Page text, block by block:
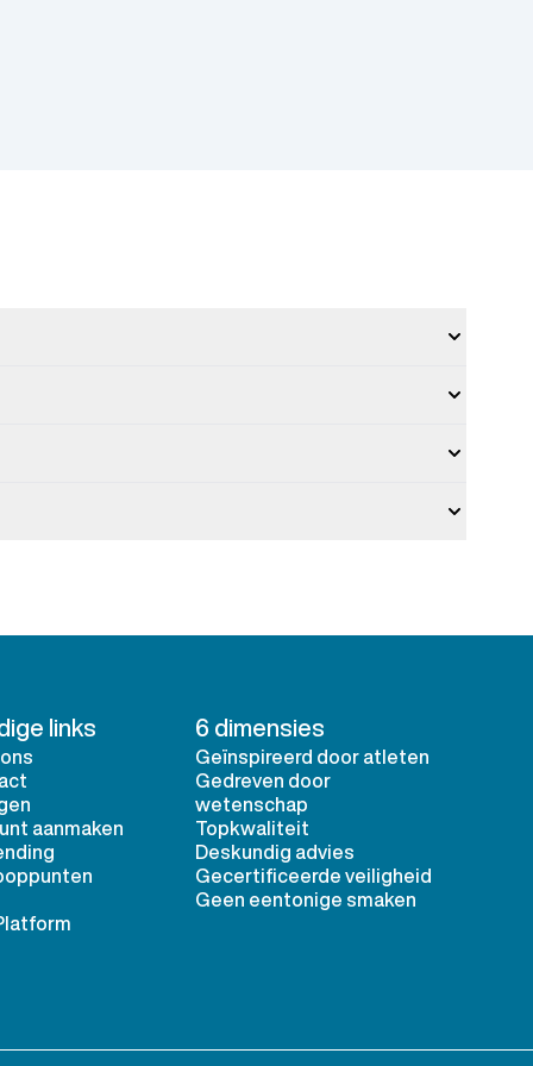
links
aanmaken
6 dimensies
Geïnspireerd door atleten
Gedreven door
wetenschap
Topkwaliteit
Deskundig advies
Gecertificeerde veiligheid
Geen eentonige smaken